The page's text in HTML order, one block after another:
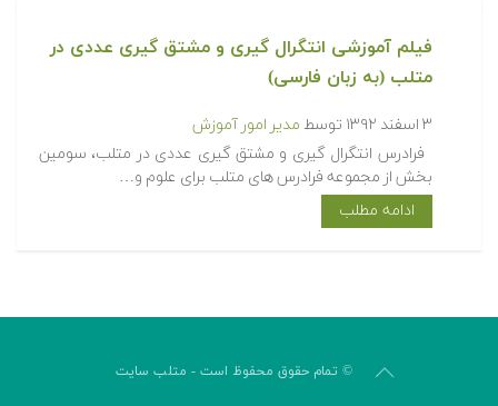
فیلم آموزشی انتگرال گیری و مشتق گیری عددی در
متلب (به زبان فارسی)
۳ اسفند ۱۳۹۲ توسط مدیر امور آموزش
فرادرس انتگرال گیری و مشتق گیری عددی در متلب، سومین
بخش از مجموعه فرادرس های متلب برای علوم و…
ادامه مطلب
© تمام حقوق محفوظ است - متلب سایت